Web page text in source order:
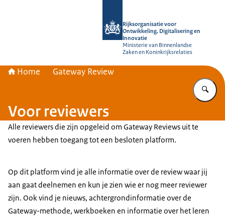
Rijksorganisatie voor
Ontwikkeling, Digitalisering en
Innovatie
Ministerie van Binnenlandse
Zaken en Koninkrijksrelaties
Home Gateway Review
Voor reviewers
Alle reviewers die zijn opgeleid om Gateway Reviews uit te
voeren hebben toegang tot een besloten platform.
Op dit platform vind je alle informatie over de review waar jij
aan gaat deelnemen en kun je zien wie er nog meer reviewer
zijn. Ook vind je nieuws, achtergrondinformatie over de
Gateway-methode, werkboeken en informatie over het leren